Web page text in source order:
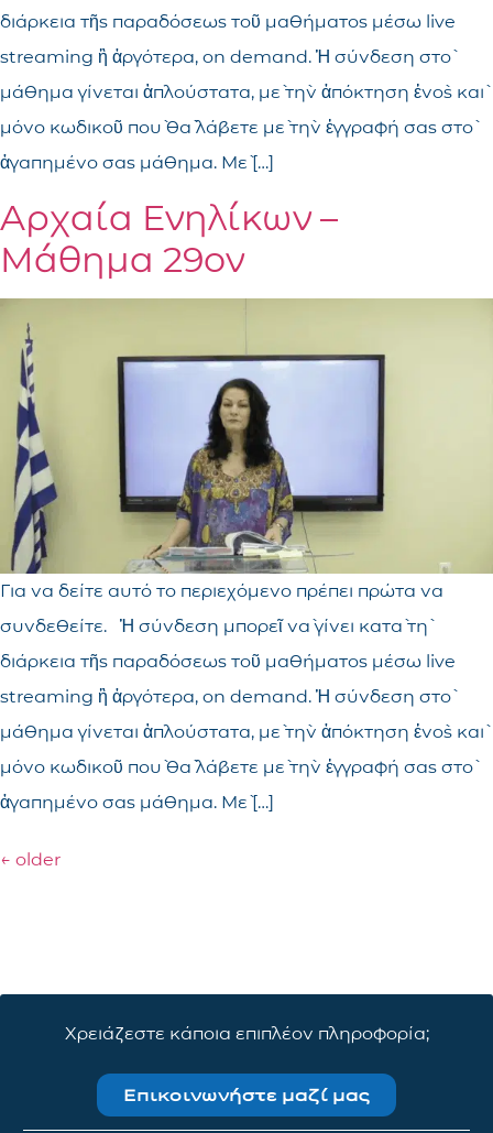
διάρκεια τῆς παραδόσεως τοῦ μαθήματος μέσω live
streaming ἢ ἀργότερα, on demand. Ἡ σύνδεση στὸ
μάθημα γίνεται ἁπλούστατα, μὲ τὴν ἀπόκτηση ἑνὸς καὶ
μόνο κωδικοῦ ποὺ θὰ λάβετε μὲ τὴν ἐγγραφή σας στὸ
ἀγαπημένο σας μάθημα. Μὲ […]
Αρχαία Ενηλίκων –
Μάθημα 29ον
Για να δείτε αυτό το περιεχόμενο πρέπει πρώτα να
συνδεθείτε. Ἡ σύνδεση μπορεῖ νὰ γίνει κατὰ τὴ
διάρκεια τῆς παραδόσεως τοῦ μαθήματος μέσω live
streaming ἢ ἀργότερα, on demand. Ἡ σύνδεση στὸ
μάθημα γίνεται ἁπλούστατα, μὲ τὴν ἀπόκτηση ἑνὸς καὶ
μόνο κωδικοῦ ποὺ θὰ λάβετε μὲ τὴν ἐγγραφή σας στὸ
ἀγαπημένο σας μάθημα. Μὲ […]
← older
Χρειάζεστε κάποια επιπλέον πληροφορία;
Επικοινωνήστε μαζί μας